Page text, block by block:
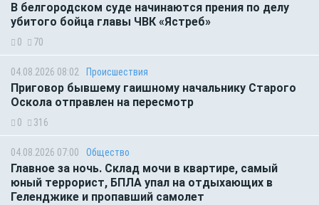
В белгородском суде начинаются прения по делу
убитого бойца главы ЧВК «Ястреб»
0 70
04.08.2026 08:02 Происшествия
Приговор бывшему гаишному начальнику Старого
Оскола отправлен на пересмотр
0 316
04.08.2026 07:00 Общество
Главное за ночь. Склад мочи в квартире, самый
юный террорист, БПЛА упал на отдыхающих в
Геленджике и пропавший самолет